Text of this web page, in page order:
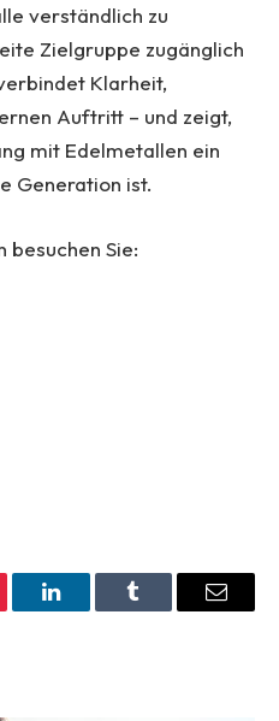
verständlich zu
Zielgruppe zugänglich
Klarheit,
Auftritt – und zeigt,
mit Edelmetallen ein
Generation ist.
Sie:
LinkedInTumblr Email